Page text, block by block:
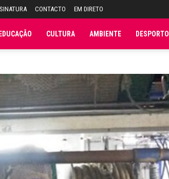
CONTACTO EM DIRETO
EDUCAÇÃO CULTURA AMBIENTE DESPORTO